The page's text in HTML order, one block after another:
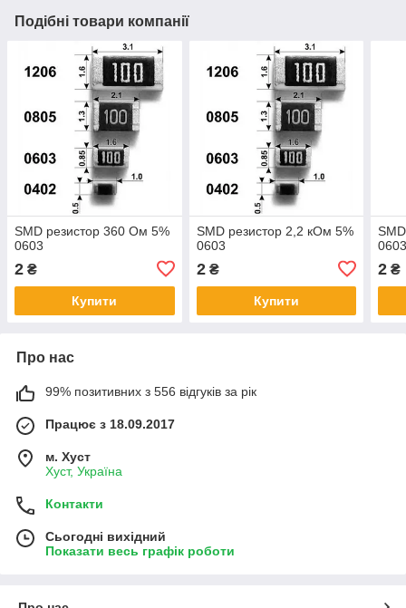
Подібні товари компанії
SMD резистор 360 Ом 5%
0603
2 ₴
Купити
SMD резистор 2,2 кОм 5%
0603
2₴
Купити
2 ₴
Про нас
99% позитивних з 556 відгуків за рік
Працює з 18.09.2017
м. Хуст
Хуст, Україна
Контакти
Сьогодні вихідний
Показати весь графік роботи